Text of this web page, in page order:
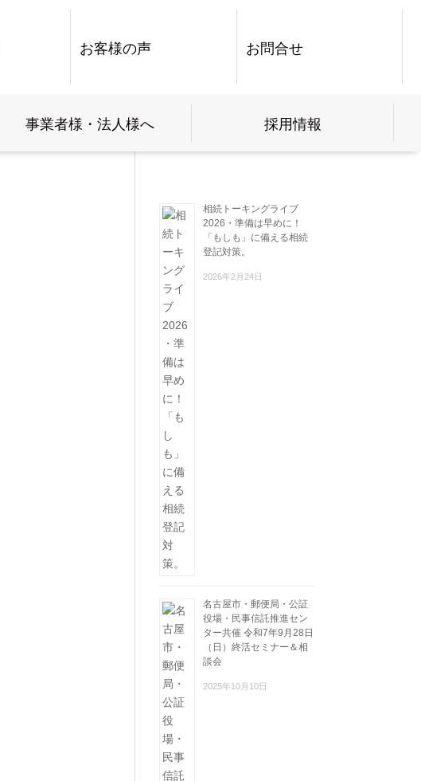
お客様の声 お問合せ
事業者様・法人様へ 採用情報
相続トーキングライブ
2026・準備は早めに！
「もしも」に備える相続
登記対策。
2026年2月24日
名古屋市・郵便局・公証
役場・民事信託推進セン
ター共催 令和7年9月28日
（日）終活セミナー＆相
談会
2025年10月10日